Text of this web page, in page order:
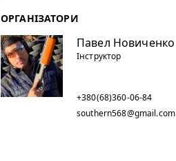
ОРГАНІЗАТОРИ
Павел Новиченко
Інструктор
+380(68)360-06-84
southern568@gmail.com